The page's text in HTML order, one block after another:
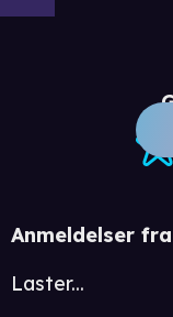
Anmeldelser
Laster...